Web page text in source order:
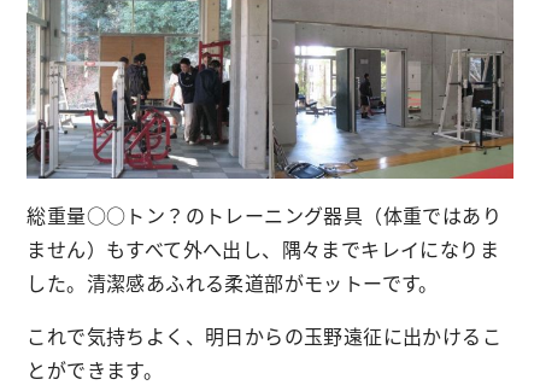
総重量○○トン？のトレーニング器具（体重ではあり
ません）もすべて外へ出し、隅々までキレイになりま
した。清潔感あふれる柔道部がモットーです。
これで気持ちよく、明日からの玉野遠征に出かけるこ
とができます。